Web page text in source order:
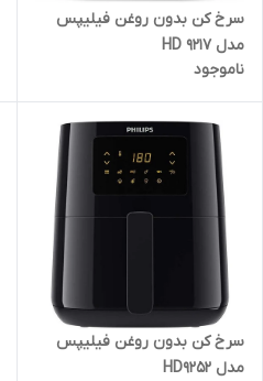
سرخ کن بدون روغن فیلیپس
مدل HD 9217
ناموجود
سرخ کن بدون روغن فیلیپس
مدل HD9252